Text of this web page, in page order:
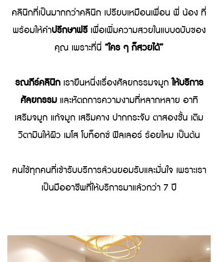
คลินิกที่เป็นมากกว่าคลินิก เปรียบเหมือนเพื่อน พี่ น้อง ที่
พร้อมให้คำปรึกษาฟรีเพื่อเพิ่มความสวยในแบบฉบับของ
คุณ เพราะที่นี่ “ใคร ๆ ก็สวยได้”
รณภีร์คลินิกเรายืนหนึ่งเรื่องศัลยกรรมจมูกให้บริการ
ศัลยกรรมและหัตถการความงามที่หลากหลาย อาทิ
เสริมจมูก แก้จมูก เสริมคาง ปากกระจับ ตาสองชั้น เติม
วิตามินให้ผิว เมโส โบท็อกซ์ ฟิลเลอร์ ร้อยไหม เป็นต้น
คนไข้ทุกคนที่เข้ารับบริการล้วนยอมรับและมั่นใจ เพราะเรา
เป็นมืออาชีพที่ให้บริการมาแล้วกว่า 7 ปี